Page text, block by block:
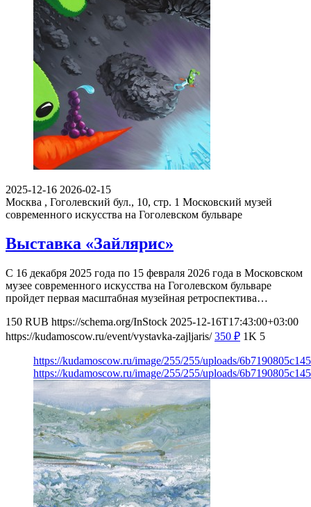
2025-12-16 2026-02-15
Москва , Гоголевский бул., 10, стр. 1 Московский музей
современного искусства на Гоголевском бульваре
Выставка «Зайлярис»
С 16 декабря 2025 года по 15 февраля 2026 года в Московском
музее современного искусства на Гоголевском бульваре
пройдет первая масштабная музейная ретроспектива…
150 RUB https://schema.org/InStock 2025-12-16T17:43:00+03:00
https://kudamoscow.ru/event/vystavka-zajljaris/ 350 ₽ 1K 5
https://kudamoscow.ru/image/255/255/uploads/
https://kudamoscow.ru/image/255/255/uploads/